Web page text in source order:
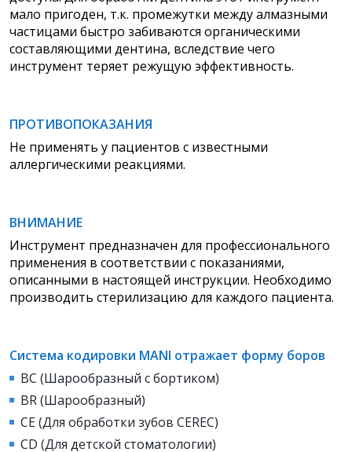
мало пригоден, т.к. промежутки между алмазными
частицами быстро забиваются органическими
составляющими дентина, вследствие чего
инструмент теряет режущую эффективность.
ПРОТИВОПОКАЗАНИЯ
Не применять у пациентов с известными
аллергическими реакциями.
ВНИМАНИЕ
Инструмент предназначен для профессионального
применения в соответствии с показаниями,
описанными в настоящей инструкции. Необходимо
производить стерилизацию для каждого пациента.
Система кодировки MANI отражает форму боров
BC (Шарообразный с бортиком)
BR (Шарообразный)
CE (Для обработки зубов CEREC)
CD (Для детской стоматологии)